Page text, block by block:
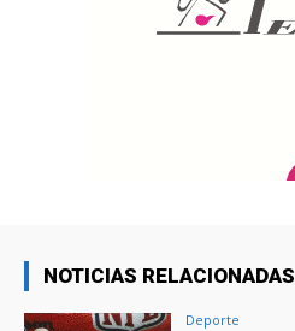
NOTICIAS RELACIONADAS
Deporte